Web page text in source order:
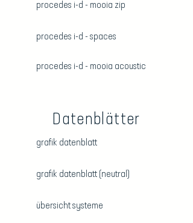
procedes i-d - mooia zip
procedes i-d - spaces
procedes i-d - mooia acoustic
Datenblätter
grafik datenblatt
grafik datenblatt (neutral)
übersicht systeme